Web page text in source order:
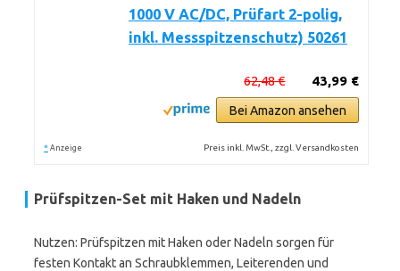
1000 V AC/DC, Prüfart 2-polig,
inkl. Messspitzenschutz) 50261
43,99 €
62,48 €
Bei Amazon ansehen
* Anzeige Preis inkl. MwSt., zzgl. Versandkosten
Prüfspitzen-Set mit Haken und Nadeln
Nutzen: Prüfspitzen mit Haken oder Nadeln sorgen für
festen Kontakt an Schraubklemmen, Leiterenden und